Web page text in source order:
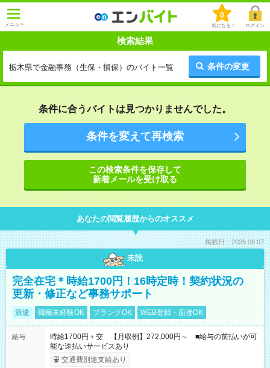
メニュー
0
気になる！ ログイン
検索結果
栃木県で金融事務（生保・損保）のバイト一覧 条件の変更
条件に合うバイトは見つかりませんでした。
条件を変えて再検索
この検索条件を保存して
新着メールを受け取る
あなたの閲覧履歴からのオススメ
掲載日：2026.08.07
未読
完全在宅＊時給1700円！16時定時！契約状況の
更新・修正など事務サポート
派遣 職種未経験OK ブランクOK WEB登録・面接OK
給与
時給1700円＋交 【月収例】272,000円～ ■給与の前払いが可
能な速払いサービスあり
交通費別途支給あり